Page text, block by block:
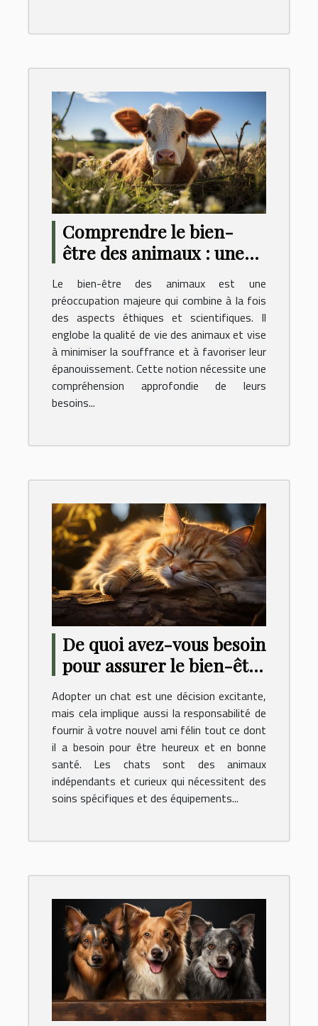
Comprendre le bien-
être des animaux : une
perspective éthique et
scientifique
Le bien-être des animaux est une
préoccupation majeure qui combine à la fois
des aspects éthiques et scientifiques. Il
englobe la qualité de vie des animaux et vise
à minimiser la souffrance et à favoriser leur
épanouissement. Cette notion nécessite une
compréhension approfondie de leurs
besoins...
De quoi avez-vous besoin
pour assurer le bien-être
de votre chat ?
Adopter un chat est une décision excitante,
mais cela implique aussi la responsabilité de
fournir à votre nouvel ami félin tout ce dont
il a besoin pour être heureux et en bonne
santé. Les chats sont des animaux
indépendants et curieux qui nécessitent des
soins spécifiques et des équipements...